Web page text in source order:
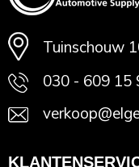
Tuinschouw
030 - 609 15